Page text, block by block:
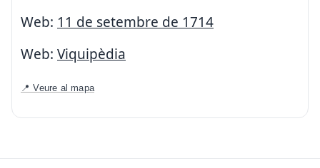
Web: 11 de setembre de 1714
Web: Viquipèdia
📍 Veure al mapa